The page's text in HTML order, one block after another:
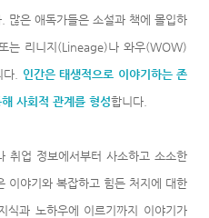
많은 애독가들은 소설과 책에 몰입하
는 리니지(Lineage)나 와우(WOW)
. 인간은 태생적으로 이야기하는 존
사회적 관계를 형성합니다.
취업 정보에서부터 사소하고 소소한
이야기와 복잡하고 힘든 처지에 대한
식과 노하우에 이르기까지 이야기가